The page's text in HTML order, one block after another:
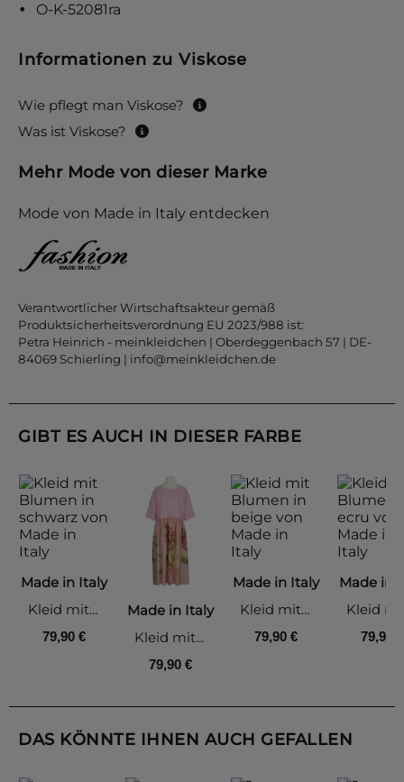
O-K-52081ra
Informationen zu Viskose
Wie pflegt man Viskose?
Was ist Viskose?
Mehr Mode von dieser Marke
Mode von Made in Italy entdecken
Verantwortlicher Wirtschaftsakteur gemäß
Produktsicherheitsverordnung EU 2023/988 ist:
Petra Heinrich - meinkleidchen | Oberdeggenbach 57 | DE-
84069 Schierling | info@meinkleidchen.de
GIBT ES AUCH IN DIESER FARBE
Made in Italy
Kleid mit Blumen, schwarz
79,90 €
Made in Italy
Kleid mit Blumen, rosa
79,90 €
Made in Italy
Kleid mit Blumen, beige
79,90 €
Made in
79,90 €
DAS KÖNNTE IHNEN AUCH GEFALLEN